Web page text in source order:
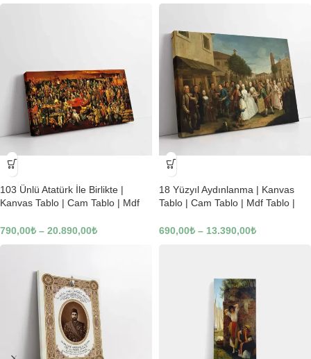
-23%
103 Ünlü Atatürk İle Birlikte |
Kanvas Tablo | Cam Tablo | Mdf
790,00₺ – 20.890,00₺
-23%
18 Yüzyıl Aydınlanma | Kanvas
Tablo | Cam Tablo | Mdf Tablo |
690,00₺ – 13.390,00₺